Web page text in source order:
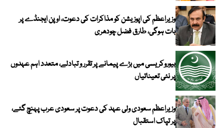
وزیراعظم کی اپوزیشن کو مذاکرات کی دعوت، اوپن ایجنڈے پر
بات ہوگی، طارق فضل چودھری
بیوروکریسی میں بڑے پیمانے پر تقرر و تبادلے، متعدد اہم عہدوں
پر نئی تعیناتیاں
وزیراعظم سعودی ولی عہد کی دعوت پر سعودی عرب پہنچ گئے،
پر تپاک استقبال